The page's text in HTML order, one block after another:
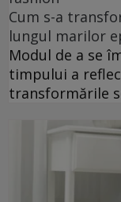
Cum s-a
lungul marilor
Modul de a se
timpului a
transformările